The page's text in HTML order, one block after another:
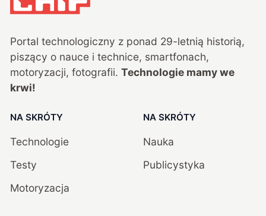
Portal technologiczny z ponad 29-letnią historią,
piszący o nauce i technice, smartfonach,
motoryzacji, fotografii. Technologie mamy we
krwi!
NA SKRÓTY
Technologie
Testy
Motoryzacja
NA SKRÓTY
Nauka
Publicystyka